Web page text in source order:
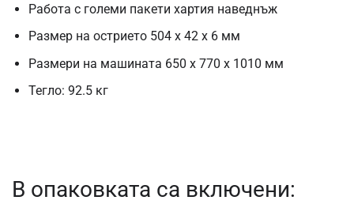
Работа с големи пакети хартия наведнъж
Размер на острието 504 x 42 x 6 мм
Размери на машината 650 x 770 x 1010 мм
Тегло: 92.5 кг
В опаковката са включени: